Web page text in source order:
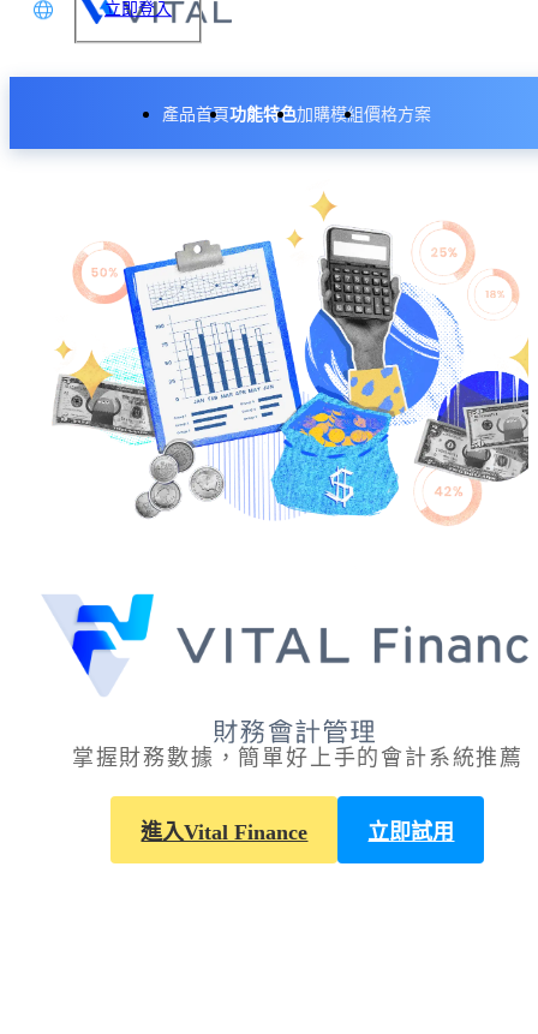
立即登入
產品首頁功能特色加購模組
費用申請模組
備品管理模組
價格方案
掌握財務數據，簡單好上手的會計系統推薦
進入Vital Finance 立即試用